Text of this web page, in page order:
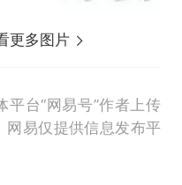
更多图片
台“网易号”作者上传
网易仅提供信息发布平